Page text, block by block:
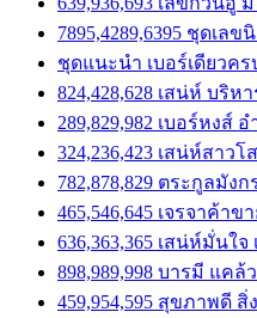
7895,4289,6395 ชุดเลข
ชุดแนะนำ เบอร์เดียวคร
824,428,628 เสน่ห์ บริห
289,829,982 เบอร์หงส์
324,236,423 เสน่ห์สาว
782,878,829 ตระกูลมัง
465,546,645 เจรจาค้า
636,363,365 เสน่ห์มั่นใจ
898,989,998 บารมี แค
459,954,595 สุขภาพดี